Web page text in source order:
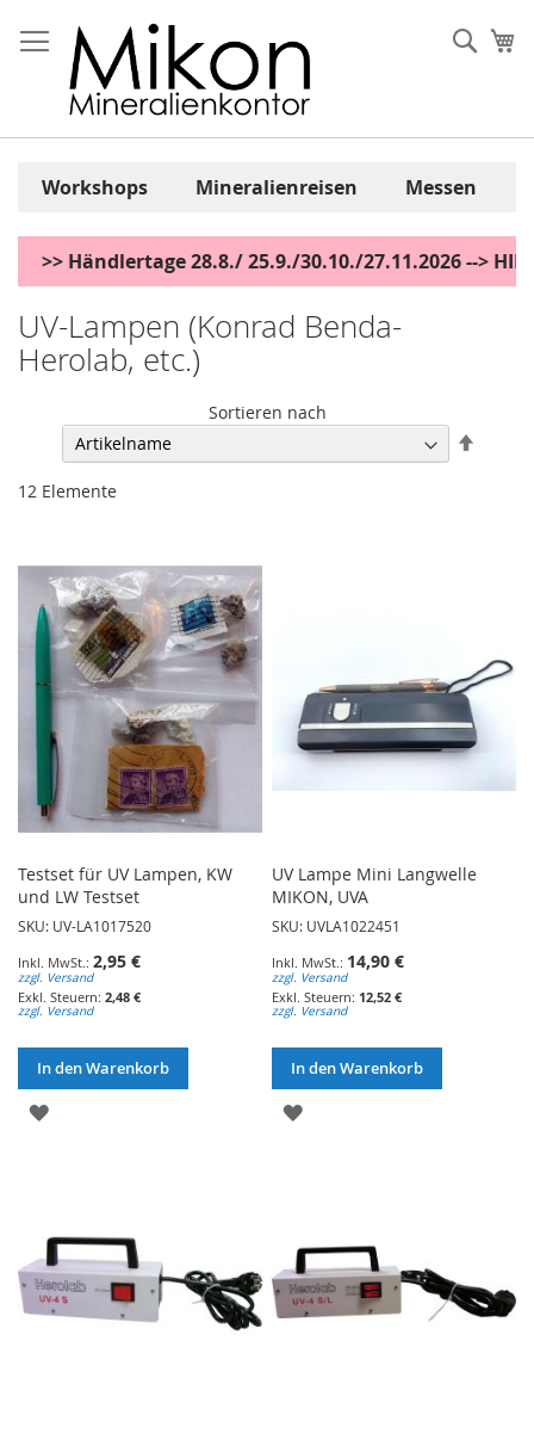
Inhalt
springen
Workshops Mineralienreisen Messen
>> Händlertage 28.8./ 25.9./30.10./27.11.2026 -->
UV-Lampen (Konrad Benda-
Herolab, etc.)
12 Elemente
Sortieren nach
Testset für UV Lampen, KW
und LW Testset
SKU: UV-LA1017520
2,95 €
zzgl. Versand
2,48 €
zzgl. Versand
In den Warenkorb
ZUR
UV Lampe Mini Langwelle
MIKON, UVA
SKU: UVLA1022451
14,90 €
zzgl. Versand
12,52 €
zzgl. Versand
In den Warenkorb
ZUR